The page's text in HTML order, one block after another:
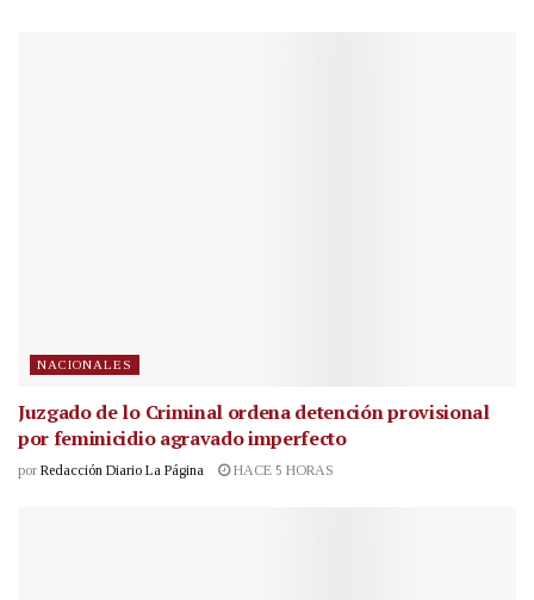
NACIONALES
Juzgado de lo Criminal ordena detención provisional
por feminicidio agravado imperfecto
por Redacción Diario La Página HACE 5 HORAS